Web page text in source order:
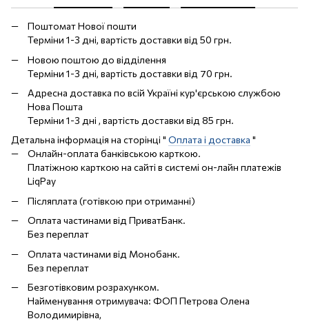
Поштомат Нової пошти
Терміни 1-3 дні, вартість доставки від 50 грн.
Новою поштою до відділення
Терміни 1-3 дні, вартість доставки від 70 грн.
Адресна доставка по всій Україні кур'єрською службою
Нова Пошта
Терміни 1-3 дні , вартість доставки від 85 грн.
Детальна інформація на сторінці " Оплата і доставка "
Онлайн-оплата банківською карткою.
Платіжною карткою на сайті в системі он-лайн платежів
LiqPay
Післяплата (готівкою при отриманні)
Оплата частинами від ПриватБанк.
Без переплат
Оплата частинами від Монобанк.
Без переплат
Безготівковим розрахунком.
Найменування отримувача: ФОП Петрова Олена
Володимирівна,